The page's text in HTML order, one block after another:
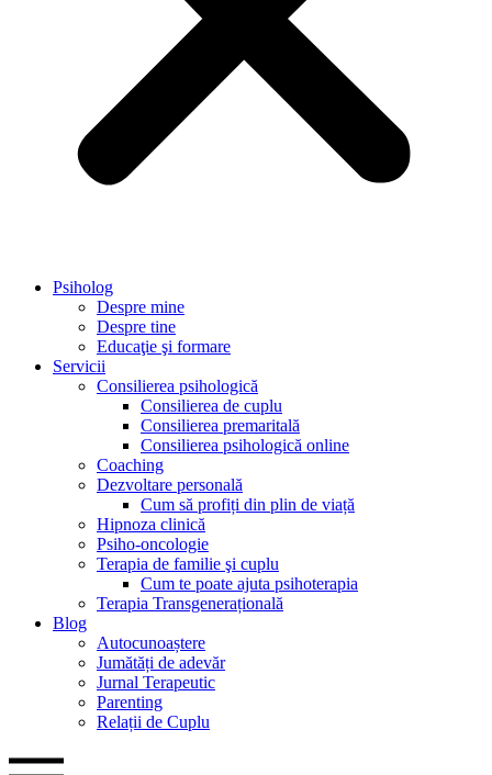
Psiholog
Despre mine
Despre tine
Educaţie şi formare
Servicii
Consilierea psihologică
Consilierea de cuplu
Consilierea premaritală
Consilierea psihologică online
Coaching
Dezvoltare personală
Cum să profiți din plin de viață
Hipnoza clinică
Psiho-oncologie
Terapia de familie şi cuplu
Cum te poate ajuta psihoterapia
Terapia Transgenerațională
Blog
Autocunoaștere
Jumătăți de adevăr
Jurnal Terapeutic
Parenting
Relații de Cuplu